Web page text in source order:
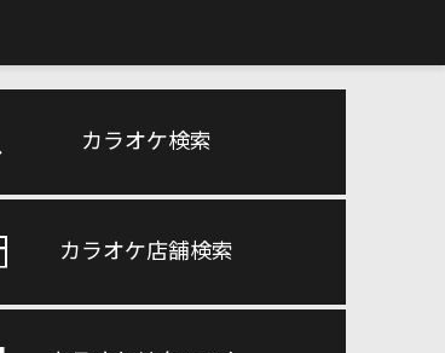
カラオケ検索
カラオケ店舗検索